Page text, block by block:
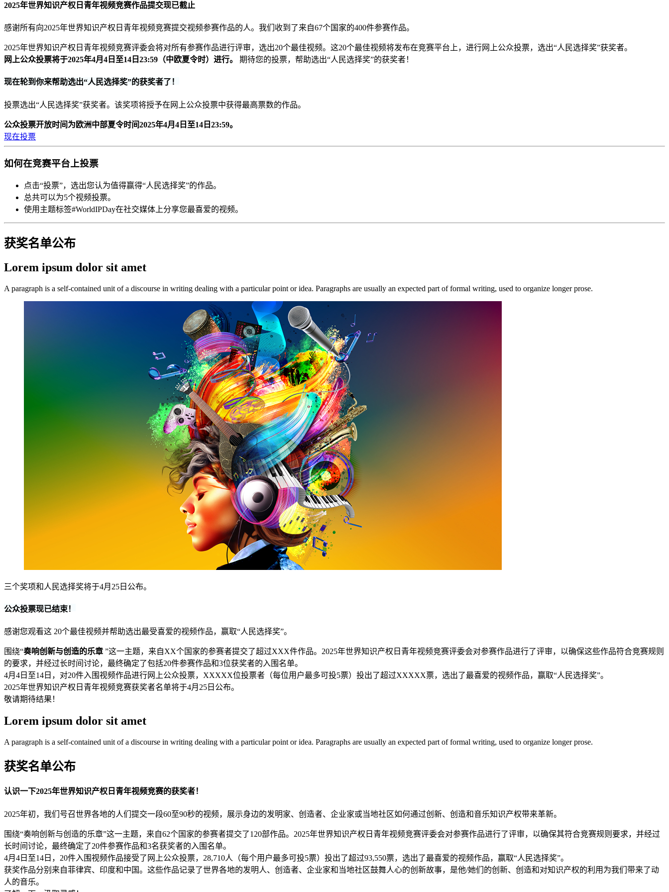
2025年世界知识产权日青年视频竞赛作品提交现已截止
感谢所有向2025年世界知识产权日青年视频竞赛提交视频参赛作品的人。我们收到了来自67个国家的400件参赛作品。
2025年世界知识产权日青年视频竞赛评委会将对所有参赛作品进行评审，选出20个最佳视频。这20个最佳视频将发布在竞赛平台上，进行网上公众投票，选出“人民选择奖”获奖者。
网上公众投票将于2025年4月4日至14日23:59（中欧夏令时）进行。
期待您的投票，帮助选出“人民选择奖”的获奖者！
现在轮到你来帮助选出“人民选择奖”的获奖者了！
投票选出“人民选择奖”获奖者。该奖项将授予在网上公众投票中获得最高票数的作品。
公众投票开放时间为欧洲中部夏令时间2025年4月4日至14日23:59。
现在投票
如何在竞赛平台上投票
点击“投票”，选出您认为值得赢得“人民选择奖”的作品。
总共可以为5个视频投票。
使用主题标签#WorldIPDay在社交媒体上分享您最喜爱的视频。
获奖名单公布
Lorem ipsum dolor sit amet
A paragraph is a self-contained unit of a discourse in writing dealing with a particular point or idea. Paragraphs are usually an expected part of formal writing, used to organize longer prose.
三个奖项和人民选择奖将于4月25日公布。
公众投票现已结束！
感谢您观看这 20个最佳视频并帮助选出最受喜爱的视频作品，赢取“人民选择奖”。
围绕“奏响创新与创造的乐章 ”这一主题，来自XX个国家的参赛者提交了超过XXX件作品。2025年世界知识产权日青年视频竞赛评委会对参赛作品进行了评审，以确保这些作品符合竞赛规则
的要求，并经过长时间讨论，最终确定了包括20件参赛作品和3位获奖者的入围名单。
4月4日至14日，对20件入围视频作品进行网上公众投票，XXXXX位投票者（每位用户最多可投5票）投出了超过XXXXX票，选出了最喜爱的视频作品，赢取“人民选择奖”。
2025年世界知识产权日青年视频竞赛获奖者名单将于4月25日公布。
敬请期待结果！
Lorem ipsum dolor sit amet
A paragraph is a self-contained unit of a discourse in writing dealing with a particular point or idea. Paragraphs are usually an expected part of formal writing, used to organize longer prose.
获奖名单公布
认识一下2025年世界知识产权日青年视频竞赛的获奖者！
2025年初，我们号召世界各地的人们提交一段60至90秒的视频，展示身边的发明家、创造者、企业家或当地社区如何通过创新、创造和音乐知识产权带来革新。
围绕“奏响创新与创造的乐章”这一主题，来自62个国家的参赛者提交了120部作品。2025年世界知识产权日青年视频竞赛评委会对参赛作品进行了评审，以确保其符合竞赛规则要求，并经过
长时间讨论，最终确定了20件参赛作品和3名获奖者的入围名单。
4月4日至14日，20件入围视频作品接受了网上公众投票，28,710人（每个用户最多可投5票）投出了超过93,550票，选出了最喜爱的视频作品，赢取“人民选择奖”。
获奖作品分别来自菲律宾、印度和中国。这些作品记录了世界各地的发明人、创造者、企业家和当地社区鼓舞人心的创新故事，是他/她们的创新、创造和对知识产权的利用为我们带来了动
人的音乐。